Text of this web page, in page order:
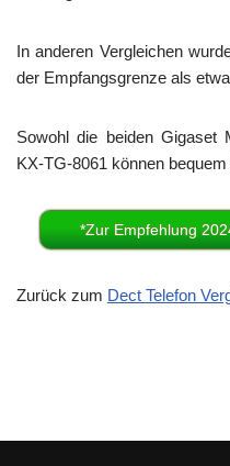
In anderen Vergleichen
der Empfangsgrenze als
Sowohl die beiden Gigaset
KX-TG-8061 können
*Zur Empfehlung
Zurück zum Dect Telefon